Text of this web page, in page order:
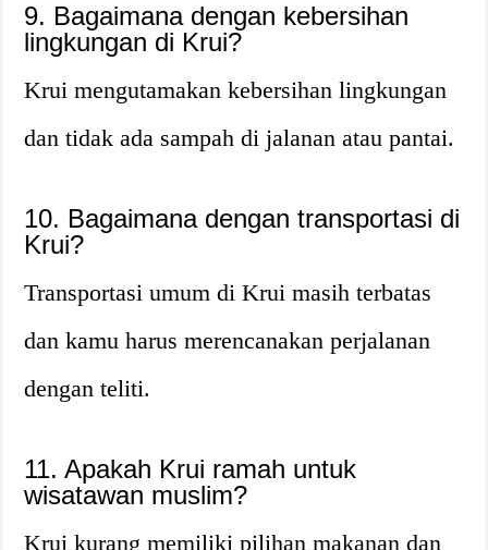
9. Bagaimana dengan kebersihan
lingkungan di Krui?
Krui mengutamakan kebersihan lingkungan
dan tidak ada sampah di jalanan atau pantai.
10. Bagaimana dengan transportasi di
Krui?
Transportasi umum di Krui masih terbatas
dan kamu harus merencanakan perjalanan
dengan teliti.
11. Apakah Krui ramah untuk
wisatawan muslim?
Krui kurang memiliki pilihan makanan dan